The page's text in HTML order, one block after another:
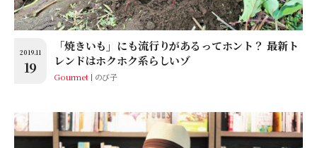
2019.11
19
「焼きいも」にも流行りがあるってホント？ 最新ト
レンドはホクホク系らしいゾ
Gourmet のび子